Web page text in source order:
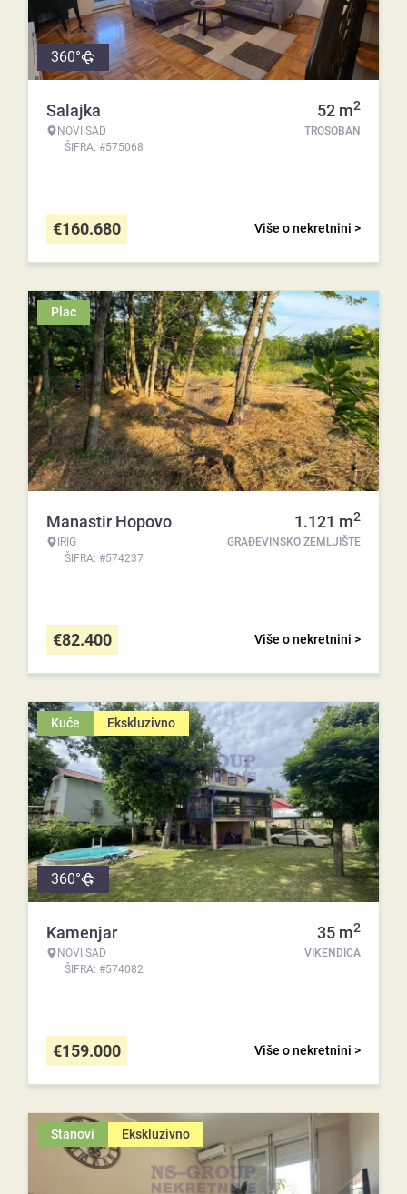
360°
Salajka
NOVI SAD
ŠIFRA: #575068
52 m2
TROSOBAN
Više o nekretnini >
€160.680
Plac
Manastir Hopovo
IRIG
ŠIFRA: #574237
1.121 m2
GRAĐEVINSKO ZEMLJIŠTE
Više o nekretnini >
€82.400
Kuće Ekskluzivno
360°
Kamenjar
NOVI SAD
ŠIFRA: #574082
35 m2
VIKENDICA
Više o nekretnini >
€159.000
Stanovi Ekskluzivno